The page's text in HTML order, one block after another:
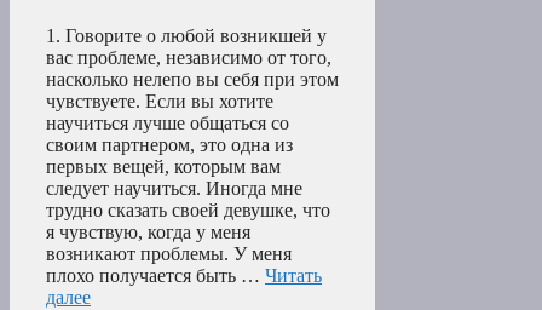
1. Говорите о любой возникшей у
вас проблеме, независимо от того,
насколько нелепо вы себя при этом
чувствуете. Если вы хотите
научиться лучше общаться со
своим партнером, это одна из
первых вещей, которым вам
следует научиться. Иногда мне
трудно сказать своей девушке, что
я чувствую, когда у меня
возникают проблемы. У меня
плохо получается быть … Читать
далее